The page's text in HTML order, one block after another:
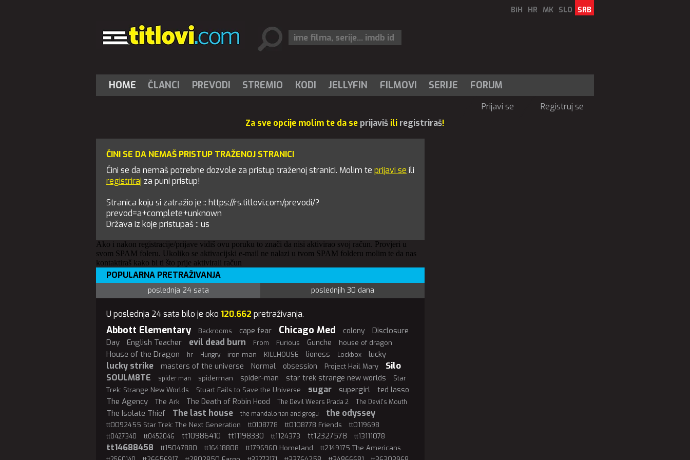
BiH HR MK SLO SRB
HOME ČLANCI PREVODI STREMIO KODI JELLYFIN FILMOVI SERIJE FORUM
Prijavi se
Registruj se
Za sve opcije molim te da se prijaviš ili registriraš!
ČINI SE DA NEMAŠ PRISTUP TRAŽENOJ STRANICI
Čini se da nemaš potrebne dozvole za pristup traženoj stranici. Molim te prijavi se ili
registriraj za puni pristup!
Stranica koju si zatražio je :: https://rs.titlovi.com/prevodi/?
prevod=a+complete+unknown
Država iz koje pristupaš :: us
Ako i nakon registracije/prijave vidiš ovu poruku to znači da nisi aktivirao svoj račun. Provjeri u
svom SPAM foleru. Ukoliko se aktivacijski e-mail ne nalazi u tvom SPAM folderu molim te da nas
kontaktiraš kako bi ti što prije aktivirali račun
POPULARNA PRETRAŽIVANJA
poslednja 24 sata poslednjih 30 dana
U poslednja 24 sata bilo je oko 120.662 pretraživanja.
Abbott Elementary Backrooms cape fear Chicago Med colony
Disclosure
Day
English Teacher evil dead burn From Furious Gunche house of dragon
House of the Dragon hr Hungry iron man KILLHOUSE lioness Lockbox lucky
lucky strike masters of the universe Normal obsession Project Hail Mary Silo
SOULM8TE spider man spiderman spider-man star trek strange new worlds
Star
Trek: Strange New Worlds
Stuart Fails to Save the Universe sugar supergirl ted lasso
The Agency The Ark The Death of Robin Hood The Devil Wears Prada 2 The Devil's Mouth
The Isolate Thief The last house the mandalorian and grogu the odyssey
tt0092455 Star Trek: The Next Generation tt0108778 tt0108778 Friends tt0119698
tt0427340 tt0452046 tt10986410 tt11198330 tt1124373 tt12327578 tt13111078
tt14688458 tt15047880 tt16418808 tt1796960 Homeland tt2149175 The Americans